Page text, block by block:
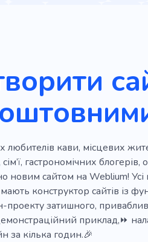
Смачний Кавова машина
Сир Морозиво
Глазур Кухня Магазин
Кубок Прокат
Запах Їдальня
Жовтий Романтика
любителів кави, місцевих
гастрономічних
новим сайтом на Weblium!
конструктор сайтів із
затишного,
приклад,⏩
за кілька годин.🎉